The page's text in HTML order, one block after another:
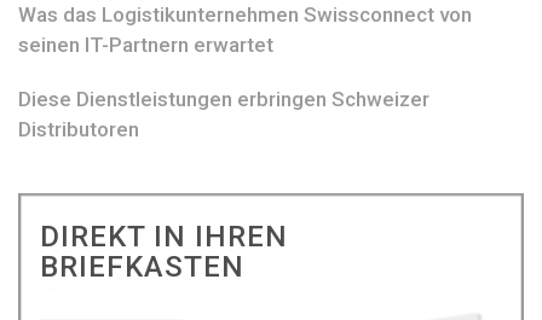
Was das Logistikunternehmen Swissconnect von
seinen IT-Partnern erwartet
Diese Dienstleistungen erbringen Schweizer
Distributoren
DIREKT IN IHREN
BRIEFKASTEN